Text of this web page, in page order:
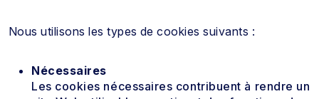
Nous utilisons les types de cookies suivants :
Nécessaires
Les cookies nécessaires contribuent à rendre un